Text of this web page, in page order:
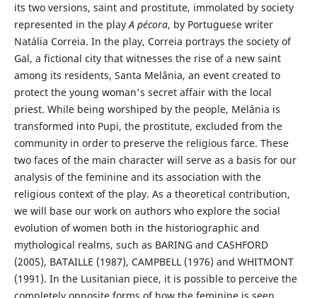
its two versions, saint and prostitute, immolated by society
represented in the playA pécora, by Portuguese writer
Natália Correia. In the play, Correia portrays the society of
Gal, a fictional city that witnesses the rise of a new saint
among its residents, Santa Melânia, an event created to
protect the young woman's secret affair with the local
priest. While being worshiped by the people, Melânia is
transformed into Pupi, the prostitute, excluded from the
community in order to preserve the religious farce. These
two faces of the main character will serve as a basis for our
analysis of the feminine and its association with the
religious context of the play. As a theoretical contribution,
we will base our work on authors who explore the social
evolution of women both in the historiographic and
mythological realms, such as BARING and CASHFORD
(2005), BATAILLE (1987), CAMPBELL (1976) and WHITMONT
(1991). In the Lusitanian piece, it is possible to perceive the